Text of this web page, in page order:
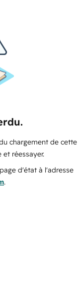
chargement de cette
et réessayer.
d'état à l'adresse
.